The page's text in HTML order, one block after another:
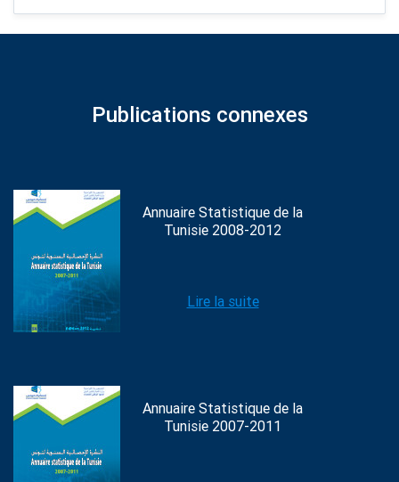
Publications connexes
Annuaire Statistique de la
Tunisie 2008-2012
Lire la suite
Annuaire Statistique de la
Tunisie 2007-2011